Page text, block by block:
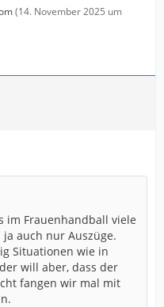
(14. November 2025 um
im Frauenhandball viele
auch nur Auszüge.
Situationen wie in
will aber, dass der
fangen wir mal mit